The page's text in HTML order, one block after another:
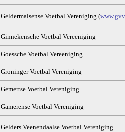
Geldermalsense Voetbal Vereniging (
Ginnekensche Voetbal Vereeniging
Goessche Voetbal Vereeniging
Groninger Voetbal Vereniging
Gemertse Voetbal Vereniging
Gamerense Voetbal Vereniging
Gelders Veenendaalse Voetbal Vereniging